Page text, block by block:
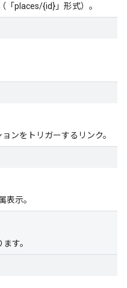
「places/{id}」形式）。
ンをトリガーするリンク。
表示。
す。